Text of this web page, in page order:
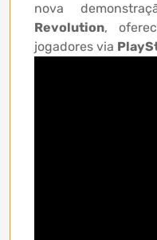
nova
Revolution,
jogadores via